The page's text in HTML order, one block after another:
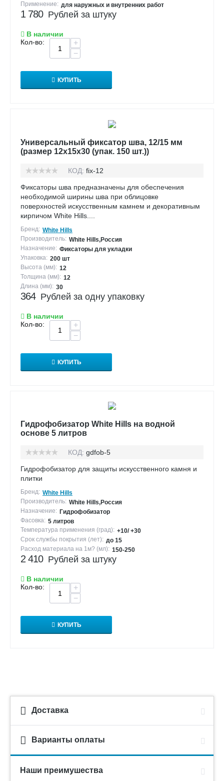
Применение: для наружных и внутренних работ
1 780 Рублей за штуку
В наличии
Кол-во:
+
−
КУПИТЬ
Универсальный фиксатор шва, 12/15 мм
(размер 12х15х30 (упак. 150 шт.))
КОД: fix-12
Фиксаторы шва предназначены для обеспечения
необходимой ширины шва при облицовке
поверхностей искусственным камнем и декоративным
кирпичом White Hills....
Бренд: White Hills
Производитель: White Hills,Россия
Назначение: Фиксаторы для укладки
Упаковка: 200 шт
Высота (мм): 12
Толщина (мм): 12
Длина (мм): 30
364 Рублей за одну упаковку
В наличии
Кол-во:
+
−
КУПИТЬ
Гидрофобизатор White Hills на водной
основе 5 литров
КОД: gdfob-5
Гидрофобизатор для защиты искусственного камня и
плитки
Бренд: White Hills
Производитель: White Hills,Россия
Назначение: Гидрофобизатор
Фасовка: 5 литров
Температура применения (град): +10/ +30
Срок службы покрытия (лет): до 15
Расход материала на 1м? (мл): 150-250
2 410 Рублей за штуку
В наличии
Кол-во:
+
−
КУПИТЬ
Доставка
Варианты оплаты
Наши преимушества